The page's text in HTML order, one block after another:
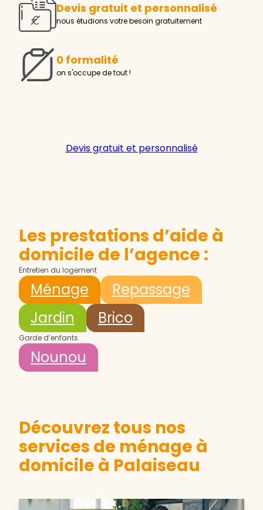
Devis gratuit et personnalisé
nous étudions votre besoin gratuitement
0 formalité
on s'occupe de tout !
Devis gratuit et personnalisé
Les prestations d’aide à
domicile de l’agence :
Entretien du logement
Ménage
Repassage
Jardin
Brico
Garde d’enfants
Nounou
Découvrez tous nos
services de ménage à
domicile à Palaiseau